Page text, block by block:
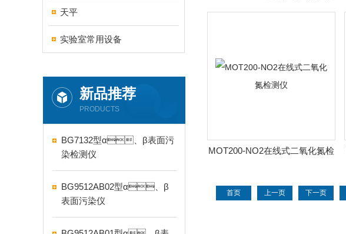
天平
实验室常用设备
新品推荐
PRODUCTS
BG7132型α、β表面污
染检测仪
BG9512AB02型α、β
表面污染仪
测仪
MOT200-NO2在线式二氧化氮检
首页 上一页 下一页